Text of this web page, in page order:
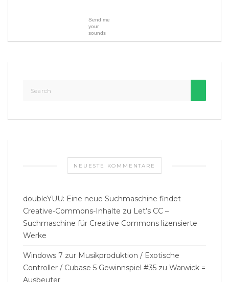
Send me
your
sounds
NEUESTE KOMMENTARE
doubleYUU: Eine neue Suchmaschine findet
Creative-Commons-Inhalte zu Let’s CC –
Suchmaschine für Creative Commons lizensierte
Werke
Windows 7 zur Musikproduktion / Exotische
Controller / Cubase 5 Gewinnspiel #35 zu Warwick =
Ausbeuter